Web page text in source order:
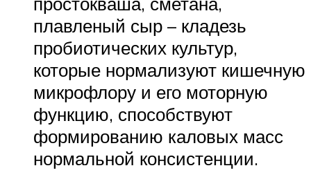
плавленый сыр – кладезь
пробиотических культур,
которые нормализуют кишечную
микрофлору и его моторную
функцию, способствуют
формированию каловых масс
нормальной консистенции.